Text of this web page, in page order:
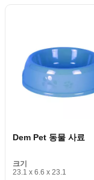
Dem Pet 동물 사료
크기
23.1 x 6.6 x 23.1